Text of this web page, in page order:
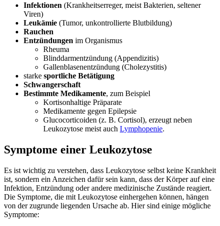
Infektionen (Krankheitserreger, meist Bakterien, seltener
Viren)
Leukämie (Tumor, unkontrollierte Blutbildung)
Rauchen
Entzündungen im Organismus
Rheuma
Blinddarmentzündung (Appendizitis)
Gallenblasenentzündung (Cholezystitis)
starke sportliche Betätigung
Schwangerschaft
Bestimmte Medikamente, zum Beispiel
Kortisonhaltige Präparate
Medikamente gegen Epilepsie
Glucocorticoiden (z. B. Cortisol), erzeugt neben
Leukozytose meist auch Lymphopenie.
Symptome einer Leukozytose
Es ist wichtig zu verstehen, dass Leukozytose selbst keine Krankheit
ist, sondern ein Anzeichen dafür sein kann, dass der Körper auf eine
Infektion, Entzündung oder andere medizinische Zustände reagiert.
Die Symptome, die mit Leukozytose einhergehen können, hängen
von der zugrunde liegenden Ursache ab. Hier sind einige mögliche
Symptome: